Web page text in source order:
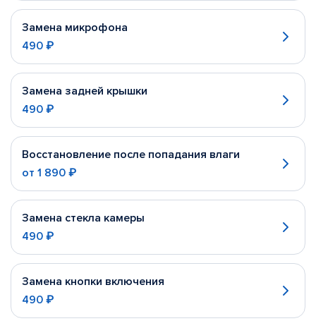
Замена микрофона
490 ₽
Замена задней крышки
490 ₽
Восстановление после попадания влаги
от 1 890 ₽
Замена стекла камеры
490 ₽
Замена кнопки включения
490 ₽